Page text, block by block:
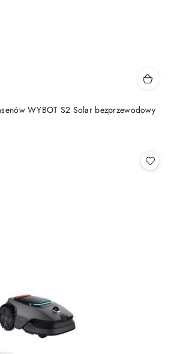
WYBOT S2 Solar bezprzewodowy